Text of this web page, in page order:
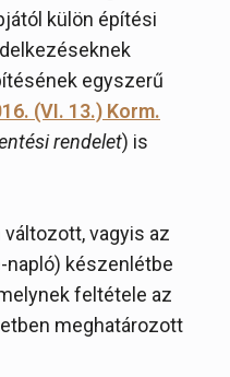
külön építési
egyszerű
(VI. 13.) Korm.
rendelet) is
vagyis az
napló) készenlétbe
feltétele az
meghatározott